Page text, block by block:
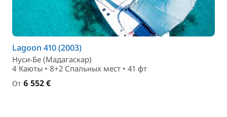
Lagoon 410 (2003)
Нуси-Бе (Мадагаскар)
4 Каюты • 8+2 Спальныx мест • 41 фт
От 6 552 €